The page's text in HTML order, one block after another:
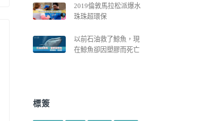
2019倫敦馬拉松派爆水
珠珠超環保
以前石油救了鯨魚，現
在鯨魚卻因塑膠而死亡
標簽